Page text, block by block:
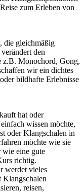
zum Erleben von
die gleichmäßig
den
z.B. Monochord, Gong,
wir ein dichtes
bildhafte Erlebnisse
hat oder
wissen möchte,
oder Klangschalen in
möchte wie sie
eine gute
richtig.
werdet vieles
Klangschalen
reisen,